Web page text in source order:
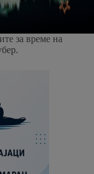
за време на